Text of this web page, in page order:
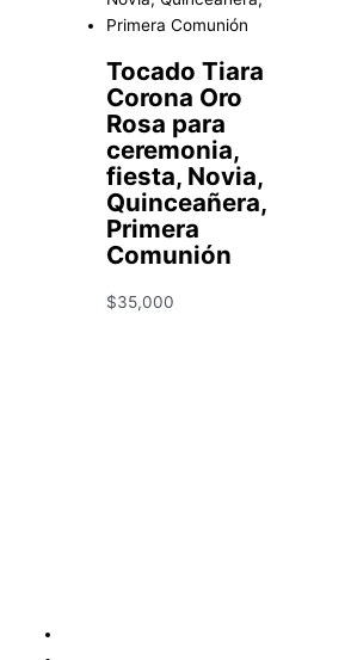
Tocado Tiara
Corona Oro
Rosa para
ceremonia,
fiesta, Novia,
Quinceañera,
Primera
Comunión
$35,000